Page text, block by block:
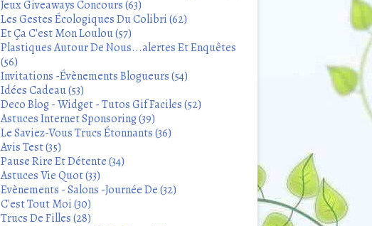
Jeux Giveaways Concours (63)
Les Gestes Écologiques Du Colibri (62)
Et Ça C'est Mon Loulou (57)
Plastiques Autour De Nous...alertes Et Enquêtes
(56)
Invitations -Évènements Blogueurs (54)
Idées Cadeau (53)
Deco Blog - Widget - Tutos Gif Faciles (52)
Astuces Internet Sponsoring (39)
Le Saviez-Vous Trucs Étonnants (36)
Avis Test (35)
Pause Rire Et Détente (34)
Astuces Vie Quot (33)
Evènements - Salons -Journée De (32)
C'est Tout Moi (30)
Trucs De Filles (28)